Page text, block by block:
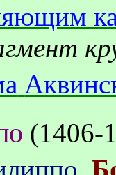
(1406-